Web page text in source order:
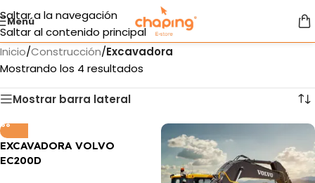
Saltar a la navegación
Saltar al contenido principal
Menú
Inicio/Construcción/Excavadora
Mostrando los 4 resultados
Mostrar barra lateral
EXCAVADORA VOLVO
EC200D